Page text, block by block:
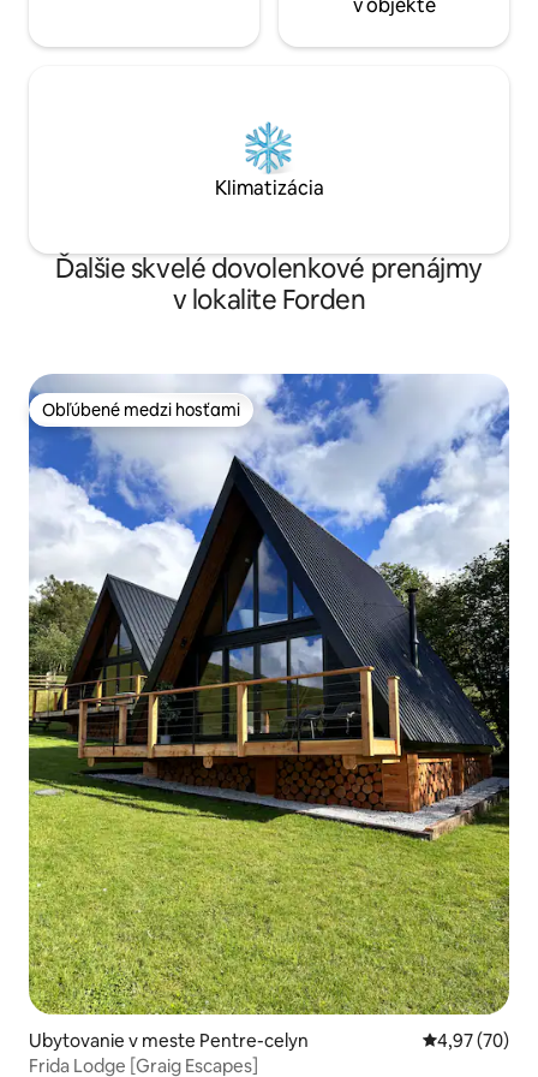
Klimatizácia
Ďalšie skvelé dovolenkové prenájmy
v lokalite Forden
Obľúbené medzi hosťami
Obľúbené medzi hosťami
Ubytovanie v meste Pentre-celyn Priemerné
4,97 (70)
Frida Lodge [Graig Escapes]